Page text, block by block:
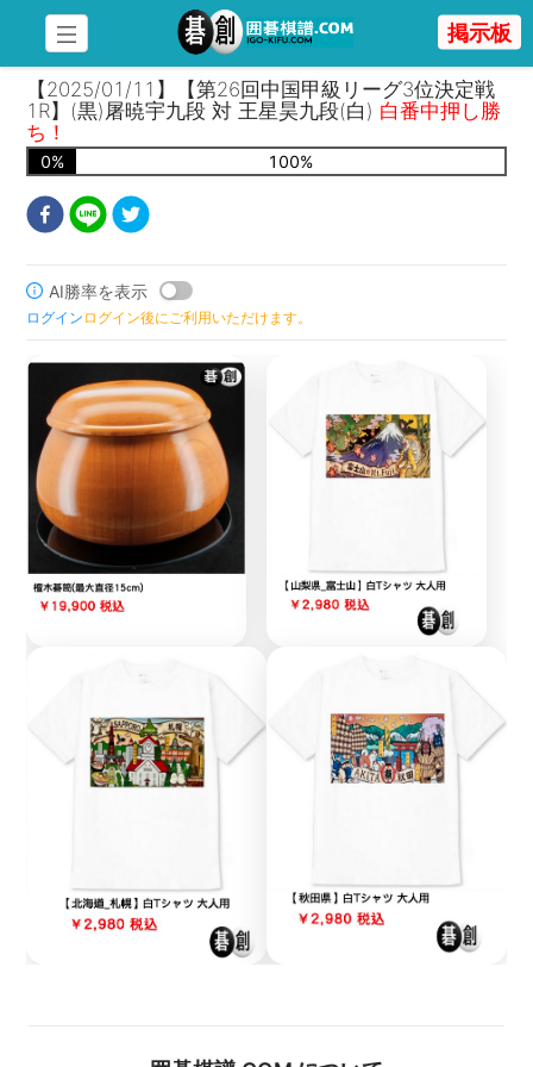
掲示板
【2025/01/11】【第26回中国甲級リーグ3位決定戦
1R】(黒)屠暁宇九段 対 王星昊九段(白) 白番中押し勝
ち！
0% 100%
AI勝率を表示
ログイン ログイン後にご利用いただけます。